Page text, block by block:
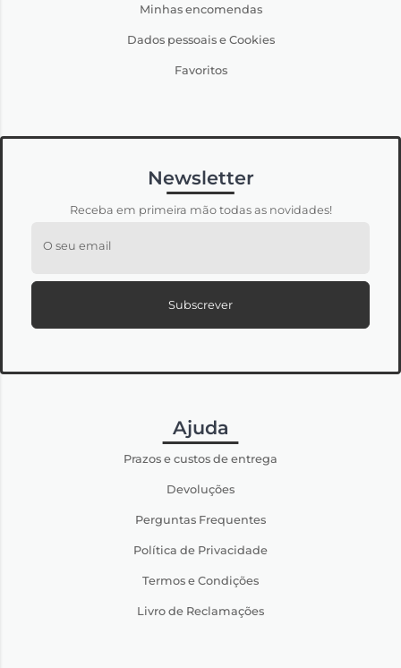
Minhas encomendas
Dados pessoais e Cookies
Favoritos
Newsletter
Receba em primeira mão todas as novidades!
O seu email
Subscrever
Ajuda
Prazos e custos de entrega
Devoluções
Perguntas Frequentes
Política de Privacidade
Termos e Condições
Livro de Reclamações